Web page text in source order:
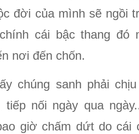
đời của mình sẽ ngồi
cái bậc thang đó
nơi đến chốn.
chúng sanh phải
tiếp nối ngày qua
giờ chấm dứt do cái